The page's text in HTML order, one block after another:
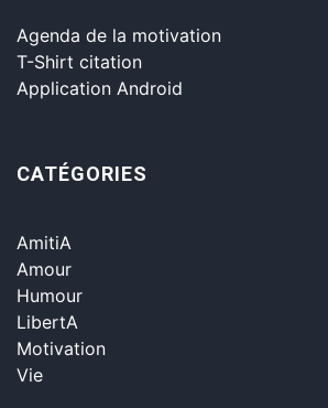
Agenda de la motivation
T-Shirt citation
Application Android
CATÉGORIES
AmitiA
Amour
Humour
LibertA
Motivation
Vie